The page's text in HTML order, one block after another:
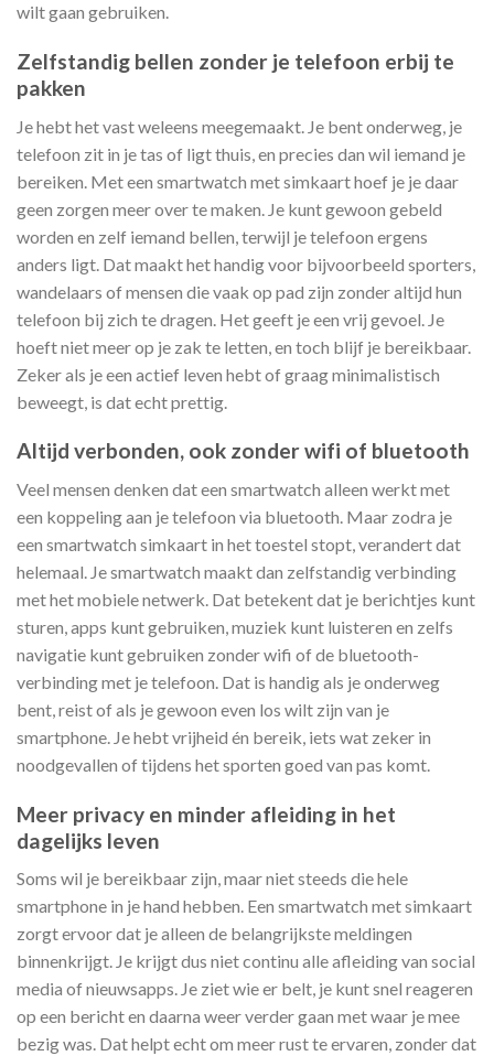
wilt gaan gebruiken.
Zelfstandig bellen zonder je telefoon erbij te
pakken
Je hebt het vast weleens meegemaakt. Je bent onderweg, je
telefoon zit in je tas of ligt thuis, en precies dan wil iemand je
bereiken. Met een smartwatch met simkaart hoef je je daar
geen zorgen meer over te maken. Je kunt gewoon gebeld
worden en zelf iemand bellen, terwijl je telefoon ergens
anders ligt. Dat maakt het handig voor bijvoorbeeld sporters,
wandelaars of mensen die vaak op pad zijn zonder altijd hun
telefoon bij zich te dragen. Het geeft je een vrij gevoel. Je
hoeft niet meer op je zak te letten, en toch blijf je bereikbaar.
Zeker als je een actief leven hebt of graag minimalistisch
beweegt, is dat echt prettig.
Altijd verbonden, ook zonder wifi of bluetooth
Veel mensen denken dat een smartwatch alleen werkt met
een koppeling aan je telefoon via bluetooth. Maar zodra je
een smartwatch simkaart in het toestel stopt, verandert dat
helemaal. Je smartwatch maakt dan zelfstandig verbinding
met het mobiele netwerk. Dat betekent dat je berichtjes kunt
sturen, apps kunt gebruiken, muziek kunt luisteren en zelfs
navigatie kunt gebruiken zonder wifi of de bluetooth-
verbinding met je telefoon. Dat is handig als je onderweg
bent, reist of als je gewoon even los wilt zijn van je
smartphone. Je hebt vrijheid én bereik, iets wat zeker in
noodgevallen of tijdens het sporten goed van pas komt.
Meer privacy en minder afleiding in het
dagelijks leven
Soms wil je bereikbaar zijn, maar niet steeds die hele
smartphone in je hand hebben. Een smartwatch met simkaart
zorgt ervoor dat je alleen de belangrijkste meldingen
binnenkrijgt. Je krijgt dus niet continu alle afleiding van social
media of nieuwsapps. Je ziet wie er belt, je kunt snel reageren
op een bericht en daarna weer verder gaan met waar je mee
bezig was. Dat helpt echt om meer rust te ervaren, zonder dat